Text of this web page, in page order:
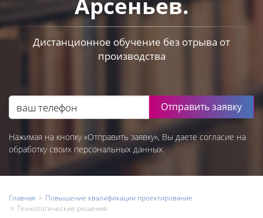
Дистанционное обучение без отрыва от
производства
Отправить заявку
Нажимая на кнопку «Отправить заявку», Вы даете согласие на
обработку своих персональных данных.
Главная
Повышение квалификации проектирование
Технологические решения